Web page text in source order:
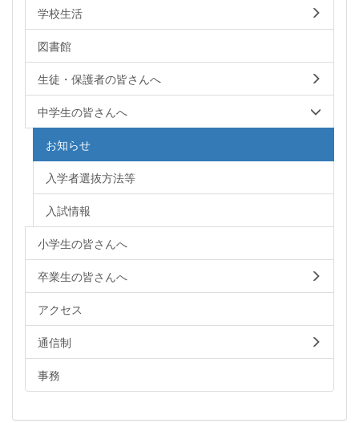
学校生活
図書館
生徒・保護者の皆さんへ
中学生の皆さんへ
お知らせ
入学者選抜方法等
入試情報
小学生の皆さんへ
卒業生の皆さんへ
アクセス
通信制
事務